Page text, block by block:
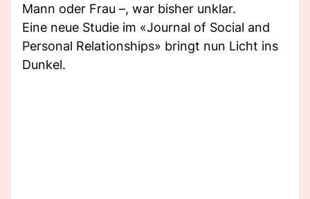
Mann oder Frau –, war bisher unklar.
Eine neue Studie im «Journal of Social and
Personal Relationships» bringt nun Licht ins
Dunkel.